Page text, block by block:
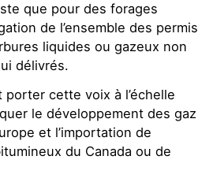
que pour des forages
de l’ensemble des permis
liquides ou gazeux non
délivrés.
cette voix à l’échelle
le développement des gaz
et l’importation de
du Canada ou de